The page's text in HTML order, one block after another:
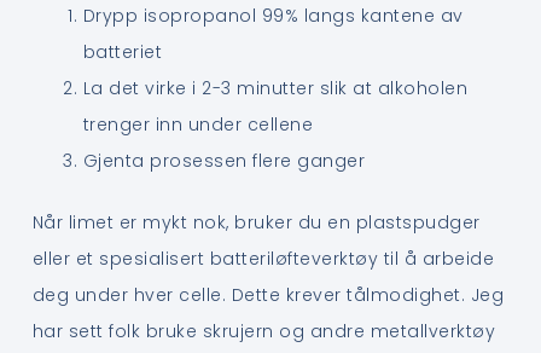
Drypp isopropanol 99% langs kantene av
batteriet
La det virke i 2-3 minutter slik at alkoholen
trenger inn under cellene
Gjenta prosessen flere ganger
Når limet er mykt nok, bruker du en plastspudger
eller et spesialisert batteriløfteverktøy til å arbeide
deg under hver celle. Dette krever tålmodighet. Jeg
har sett folk bruke skrujern og andre metallverktøy